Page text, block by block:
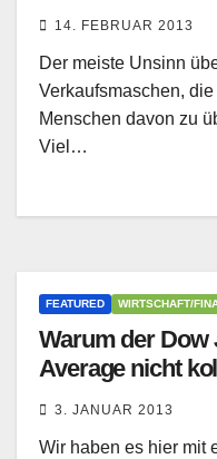
14. FEBRUAR 2013
Der meiste Unsinn
Verkaufsmaschen,
Menschen davon zu
Viel…
FEATURED WIRTSCHAFT/
Warum der Dow
Average nicht
3. JANUAR 2013
Wir haben es hier mit